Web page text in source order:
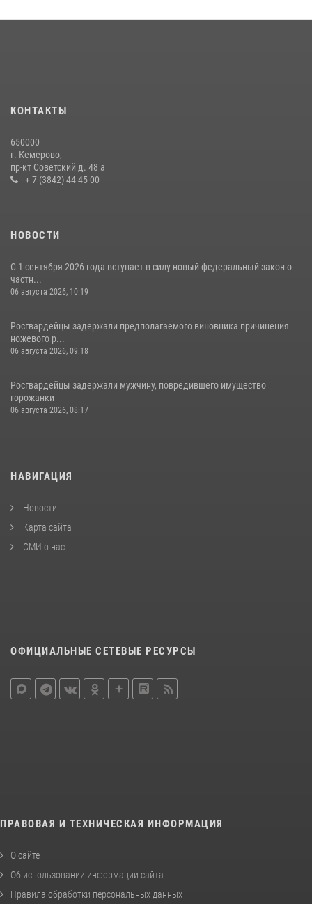
КОНТАКТЫ
650000
г. Кемерово,
пр-кт Советский д. 48 а
+ 7 (3842) 44-45-00
НОВОСТИ
С 1 сентября 2026 года вступает в силу новый федеральный закон о
частн...
06 августа 2026, 10:19
Росгвардейцы задержали предполагаемого виновника причинения
ножевого р...
06 августа 2026, 09:18
Росгвардейцы задержали мужчину, повредившего имущество
горожанки
06 августа 2026, 08:17
НАВИГАЦИЯ
Новости
Карта сайта
СМИ о нас
ОФИЦИАЛЬНЫЕ СЕТЕВЫЕ РЕСУРСЫ
ПРАВОВАЯ И ТЕХНИЧЕСКАЯ ИНФОРМАЦИЯ
О сайте
Об использовании информации сайта
Правила обработки персональных данных